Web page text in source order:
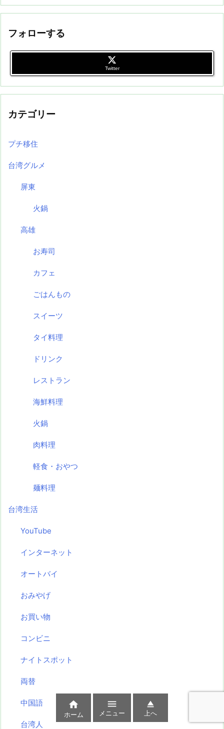
フォローする
Twitter
カテゴリー
プチ移住
台湾グルメ
屏東
火鍋
高雄
お寿司
カフェ
ごはんもの
スイーツ
タイ料理
ドリンク
レストラン
海鮮料理
火鍋
肉料理
軽食・おやつ
麺料理
台湾生活
YouTube
インターネット
オートバイ
おみやげ
お買い物
コンビニ
ナイトスポット
両替
中国語
台湾人

ホーム

メニュー

上へ